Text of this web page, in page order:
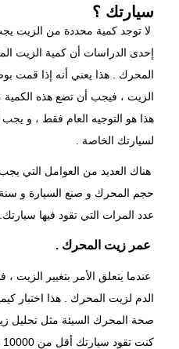
سيارتك ؟
لا توجد كمية محددة من الزيت
الزيت ، فيجب أن تضع هذه
هذا هو التوجيه العام فقط ، و
لسيارتك الخاصة .
هناك العديد من العوامل التي
حجم المحرك و صنع السيارة و
عدد المرات التي تقود فيها سيارتك.
عمر زيت المحرك .
عندما يتعلق الأمر بتغيير الزيت ،
الدم لزيت المحرك . هذا اختبار
صحة المحرك السيئة مثل تحليل